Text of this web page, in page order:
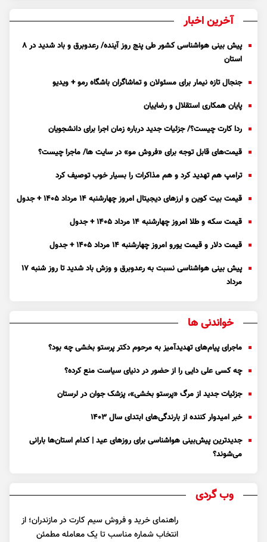
آخرین اخبار
پیش بینی هواشناسی کشور طی پنج روز آینده/ رعدوبرق و باد شدید در ۸
استان
جنجال تازه نیمار برای مسئولان و تماشاگران باشگاه رمو + ویدیو
پایان همکاری استقلال و رضاییان
ردا کارت چیست؟/ جزئیات جدید درباره زمان اجرا برای دانشجویان
قیمت‌های قابل توجه برای «فروش مو» در سایت ها/ ماجرا چیست؟
ترامپ هم تهدید کرد و هم مذاکرات را بسیار خوب توصیف کرد
قیمت بیت کوین و ارز‌های دیجیتال امروز چهارشنبه ۱۴ مرداد ۱۴۰۵ + جدول
قیمت سکه و طلا امروز چهارشنبه ۱۴ مرداد ۱۴۰۵ + جدول
قیمت دلار و قیمت یورو امروز چهارشنبه ۱۴ مرداد ۱۴۰۵ + جدول
پیش بینی هواشناسی نسبت به رعدوبرق و وزش باد شدید تا روز شنبه ۱۷
مرداد
خواندنی ها
ماجرای پیام‌های تهدیدآمیز به مرحوم دکتر پرستو بخشی چه بود؟
چه کسی علی دایی را از حضور در دنیای سیاست منع کرده؟
جزئیات جدید از مرگ «پرستو بخشی»، پزشک جوان در لرستان
خبر امیدوار کننده از بارندگی‌های ابتدای سال ۱۴۰۳
جدیدترین پیش‌بینی هواشناسی برای روزهای عید | کدام استان‌ها بارانی
می‌شوند؟
وب گردی
راهنمای خرید و فروش سیم کارت در مازندران؛ از
انتخاب شماره مناسب تا یک معامله مطمئن